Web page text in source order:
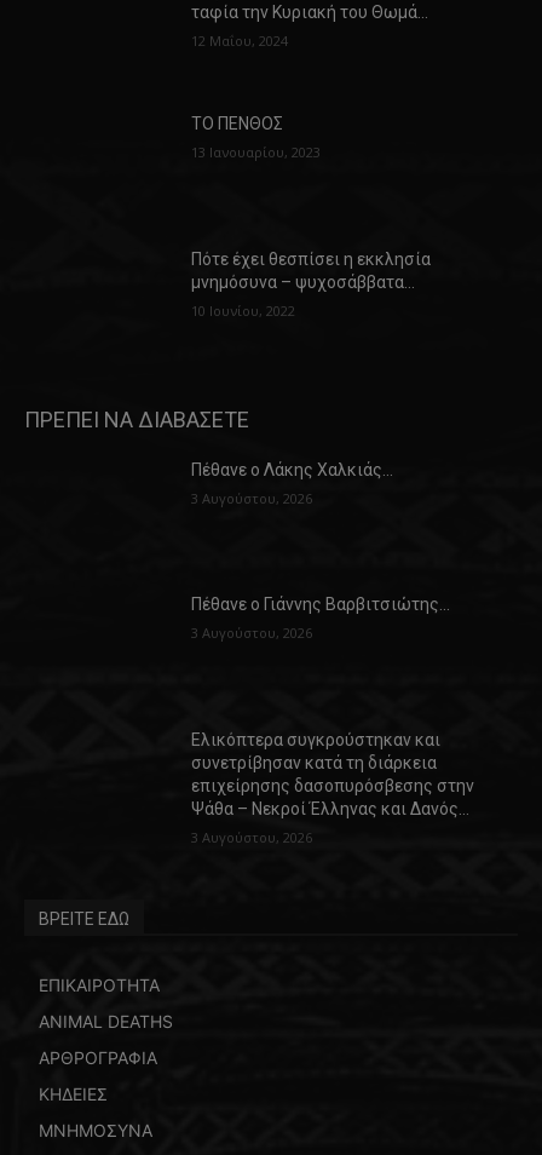
ταφία την Κυριακή του Θωμά…
12 Μαΐου, 2024
ΤΟ ΠΕΝΘΟΣ
13 Ιανουαρίου, 2023
Πότε έχει θεσπίσει η εκκλησία
μνημόσυνα – ψυχοσάββατα…
10 Ιουνίου, 2022
ΠΡΕΠΕΙ ΝΑ ΔΙΑΒΑΣΕΤΕ
Πέθανε ο Λάκης Χαλκιάς…
3 Αυγούστου, 2026
Πέθανε ο Γιάννης Βαρβιτσιώτης…
3 Αυγούστου, 2026
Ελικόπτερα συγκρούστηκαν και
συνετρίβησαν κατά τη διάρκεια
επιχείρησης δασοπυρόσβεσης στην
Ψάθα – Νεκροί Έλληνας και Δανός…
3 Αυγούστου, 2026
ΒΡΕΙΤΕ ΕΔΩ
ΕΠΙΚΑΙΡΟΤΗΤΑ
ANIMAL DEATHS
ΑΡΘΡΟΓΡΑΦΙΑ
ΚΗΔΕΙΕΣ
ΜΝΗΜΟΣΥΝΑ